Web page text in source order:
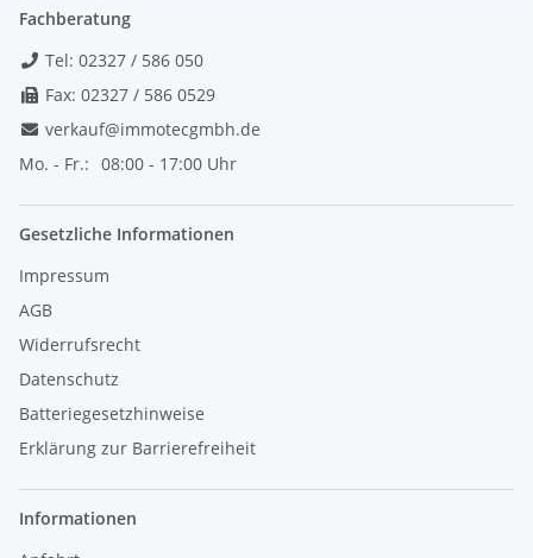
Fachberatung
Tel: 02327 / 586 050
Fax: 02327 / 586 0529
verkauf@immotecgmbh.de
Mo. - Fr.: 08:00 - 17:00 Uhr
Gesetzliche Informationen
Impressum
AGB
Widerrufsrecht
Datenschutz
Batteriegesetzhinweise
Erklärung zur Barrierefreiheit
Informationen